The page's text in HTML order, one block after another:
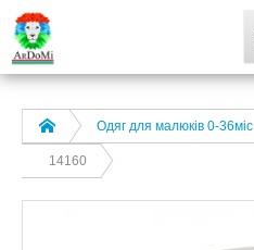
Одяг для малюків 0-36міс
14160